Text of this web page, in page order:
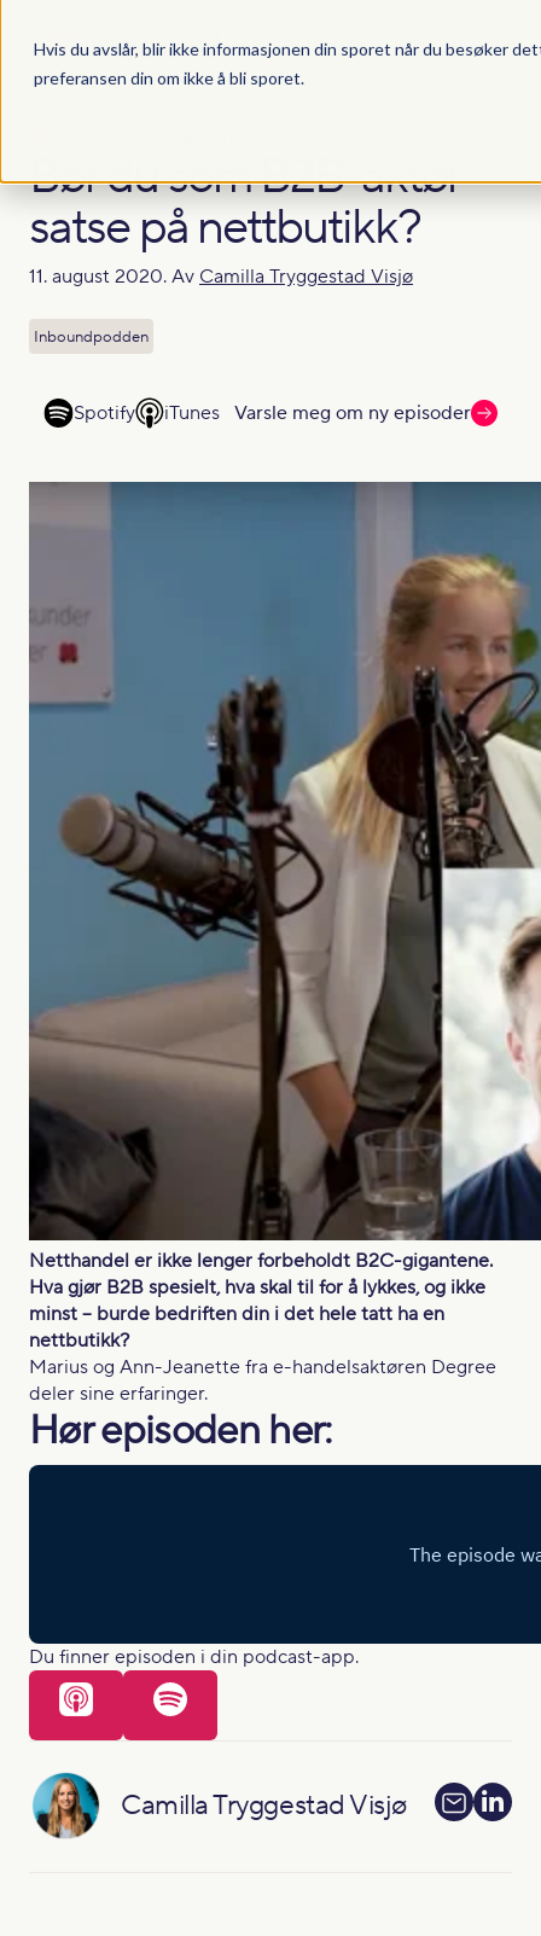
Hvis du avslår, blir ikke informasjonen din sporet når du besøker
preferansen din om ikke å bli sporet.
Bør du som B2B-aktør
satse på nettbutikk?
11. august 2020. Av Camilla Tryggestad Visjø
Inboundpodden
Spotify iTunes Varsle meg om ny episoder
Netthandel er ikke lenger forbeholdt B2C-gigantene.
Hva gjør B2B spesielt, hva skal til for å lykkes, og ikke
minst – burde bedriften din i det hele tatt ha en
nettbutikk?
Marius og Ann-Jeanette fra e-handelsaktøren Degree
deler sine erfaringer.
Hør episoden her:
Du finner episoden i din podcast-app.
Camilla Tryggestad Visjø